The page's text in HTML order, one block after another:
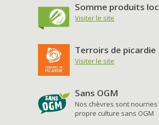
Somme produits
Visiter le site
Terroirs de picardie
Visiter le site
Sans OGM
Nos chèvres sont nourries
propre culture sans OGM